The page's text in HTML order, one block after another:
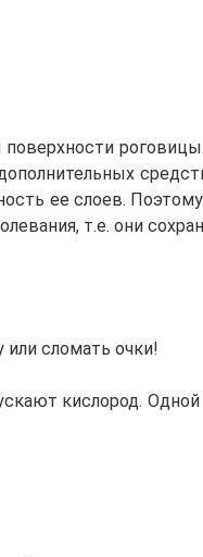
ее слоев.
т.е. они
сломать очки!
кислород.